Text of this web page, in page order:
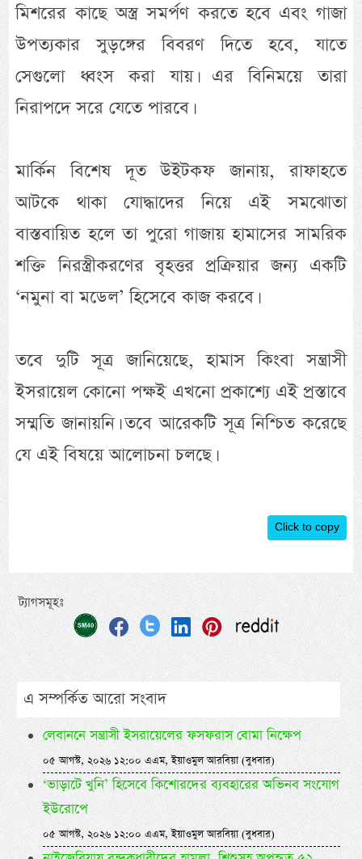
মিশরের কাছে অস্ত্র সমর্পণ করতে হবে এবং গাজা
উপত্যকার সুড়ঙ্গের বিবরণ দিতে হবে, যাতে
সেগুলো ধ্বংস করা যায়। এর বিনিময়ে তারা
নিরাপদে সরে যেতে পারবে।
মার্কিন বিশেষ দূত উইটকফ জানায়, রাফাহতে
আটকে থাকা যোদ্ধাদের নিয়ে এই সমঝোতা
বাস্তবায়িত হলে তা পুরো গাজায় হামাসের সামরিক
শক্তি নিরস্ত্রীকরণের বৃহত্তর প্রক্রিয়ার জন্য একটি
‘নমুনা বা মডেল’ হিসেবে কাজ করবে।
তবে দুটি সূত্র জানিয়েছে, হামাস কিংবা সন্ত্রাসী
ইসরায়েল কোনো পক্ষই এখনো প্রকাশ্যে এই প্রস্তাবে
সম্মতি জানায়নি। তবে আরেকটি সূত্র নিশ্চিত করেছে
যে এই বিষয়ে আলোচনা চলছে।
Click to copy
ট্যাগসমূহঃ
এ সম্পর্কিত আরো সংবাদ
লেবাননে সন্ত্রাসী ইসরায়েলের ফসফরাস বোমা নিক্ষেপ
০৫ আগস্ট, ২০২৬ ১২:০০ এএম, ইয়াওমুল আরবিয়া (বুধবার)
‘ভাড়াটে খুনি’ হিসেবে কিশোরদের ব্যবহারের অভিনব সংযোগ
ইউরোপে
০৫ আগস্ট, ২০২৬ ১২:০০ এএম, ইয়াওমুল আরবিয়া (বুধবার)